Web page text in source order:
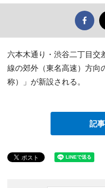
六本木通り・渋谷二丁目交
線の郊外（東名高速）方向
称）」が新設される。
記